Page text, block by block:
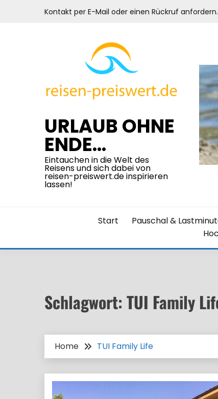
Kontakt per E-Mail oder einen Rückruf
URLAUB OHNE
ENDE…
Eintauchen in die Welt des
Reisens und sich dabei von
reisen-preiswert.de inspirieren
lassen!
Start Pauschal &
Schlagwort: TUI Family
Home TUI Family Life